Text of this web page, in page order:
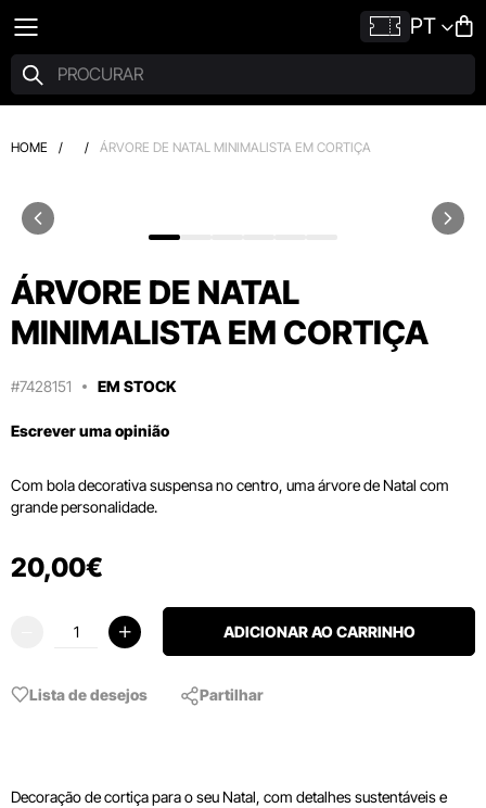
PT
HOME / / ÁRVORE DE NATAL MINIMALISTA EM CORTIÇA
ÁRVORE DE NATAL
MINIMALISTA EM CORTIÇA
#7428151 EM STOCK
Escrever uma opinião
Com bola decorativa suspensa no centro, uma árvore de Natal com
grande personalidade.
20,00€
ADICIONAR AO CARRINHO
Lista de desejos Partilhar
Decoração de cortiça para o seu Natal, com detalhes sustentáveis e